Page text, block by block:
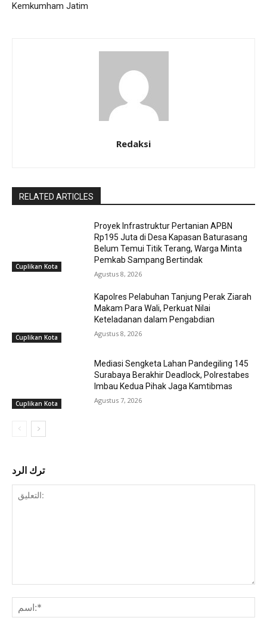
Kemkumham Jatim
Redaksi
RELATED ARTICLES
Cuplikan Kota
Proyek Infrastruktur Pertanian APBN
Rp195 Juta di Desa Kapasan Baturasang
Belum Temui Titik Terang, Warga Minta
Pemkab Sampang Bertindak
Agustus 8, 2026
Cuplikan Kota
Kapolres Pelabuhan Tanjung Perak Ziarah
Makam Para Wali, Perkuat Nilai
Keteladanan dalam Pengabdian
Agustus 8, 2026
Cuplikan Kota
Mediasi Sengketa Lahan Pandegiling 145
Surabaya Berakhir Deadlock, Polrestabes
Imbau Kedua Pihak Jaga Kamtibmas
Agustus 7, 2026
ترك الرد